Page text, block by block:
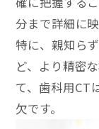
分まで詳細に映
特に、親知ら
ど、より精密
て、歯科用CT
欠です。